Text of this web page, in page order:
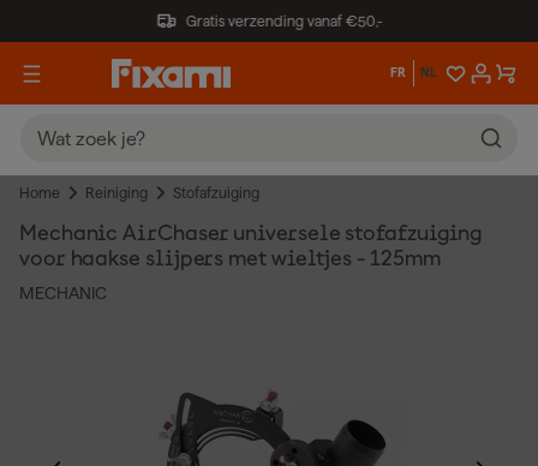
Gratis verzending vanaf €50,-
FR NL
Home Reiniging Stofafzuiging
Mechanic AirChaser universele stofafzuiging
voor haakse slijpers met wieltjes - 125mm
MECHANIC